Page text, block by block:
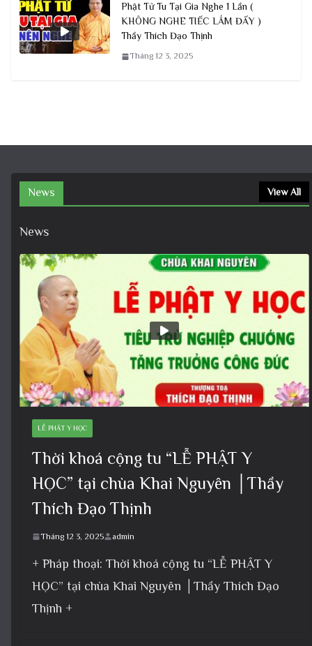
Phật Tử Tu Tại Gia Nghe 1 Lần (
KHÔNG NGHE TIẾC LẮM ĐẤY )
Thầy Thích Đạo Thịnh
Tháng 12 3, 2025
News View All
News
LỄ PHẬT Y HỌC
Thời khoá cộng tu “LỄ PHẬT Y
HỌC” tại chùa Khai Nguyên │Thầy
Thích Đạo Thịnh
Tháng 12 3, 2025 admin
+ Pháp thoại: Thời khoá cộng tu “LỄ PHẬT Y
HỌC” tại chùa Khai Nguyên │Thầy Thích Đạo
Thịnh +